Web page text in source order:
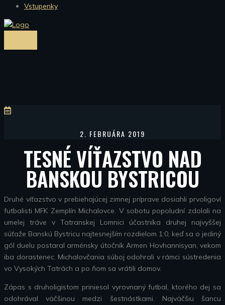
Vstupenky
2. FEBRUÁRA 2019
TESNÉ VÍŤAZSTVO NAD
BANSKOU BYSTRICOU
Druhé víťazstvo v prebiehajúcej zimnej príprave dosiahli prvoligoví
futbalisti MFK Zemplín Michalovce. V sobotu popoludní zdolali na
umelej tráve v Tatranskej Lomnici účastníka druhej najvyššej
súťaže Banskú Bystricu najtesnejším rozdielom 1:0, keď sa o jediný
gól duelu postaral arménsky útočník Armen Hovhannisyan, vekom
iba dorastenec. Michalovčania súboj odohrali v rámci sústredenia
vo Vysokých Tatrách a po ňom sa vrátili domov.
Zápas s druholigistom priniesol vyrovnaný futbal, ktorého dej sa
odohrával väčšinou medzi šestnástkami. Najväčšiu šancu